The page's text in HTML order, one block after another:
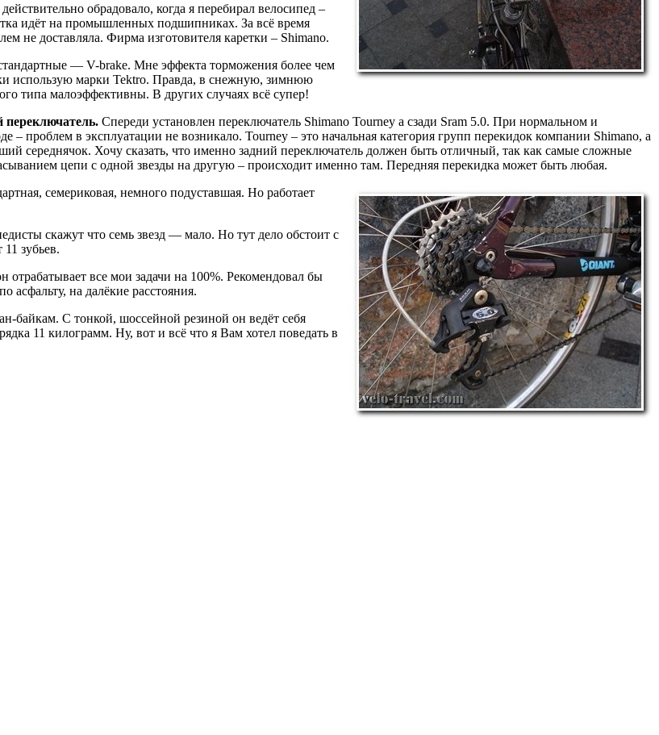
обрадовало, когда я перебирал велосипед –
идёт на промышленных подшипниках. За всё время
не доставляла. Фирма изготовителя каретки – Shimano.
— V-brake. Мне эффекта торможения более чем
использую марки Tektro. Правда, в снежную, зимнюю
типа малоэффективны. В других случаях всё супер!
переключатель. Спереди установлен переключатель Shimano Tourney а сзади Sram 5.0. При нормальном и
– проблем в эксплуатации не возникало. Tourney – это начальная категория групп перекидок компании Shimano, а
середнячок. Хочу сказать, что именно задний переключатель должен быть отличный, так как самые сложные
цепи с одной звезды на другую – происходит именно там. Передняя перекидка может быть любая.
семериковая, немного подуставшая. Но работает
скажут что семь звезд — мало. Но тут дело обстоит с
зубьев.
отрабатывает все мои задачи на 100%. Рекомендовал бы
асфальту, на далёкие расстояния.
байкам. С тонкой, шоссейной резиной он ведёт себя
11 килограмм. Ну, вот и всё что я Вам хотел поведать в